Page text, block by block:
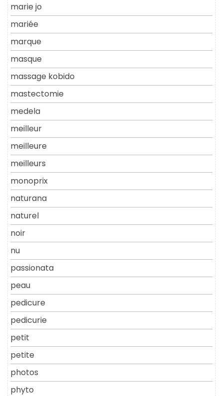
marie jo
mariée
marque
masque
massage kobido
mastectomie
medela
meilleur
meilleure
meilleurs
monoprix
naturana
naturel
noir
nu
passionata
peau
pedicure
pedicurie
petit
petite
photos
phyto